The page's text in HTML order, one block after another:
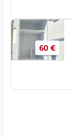
60 €